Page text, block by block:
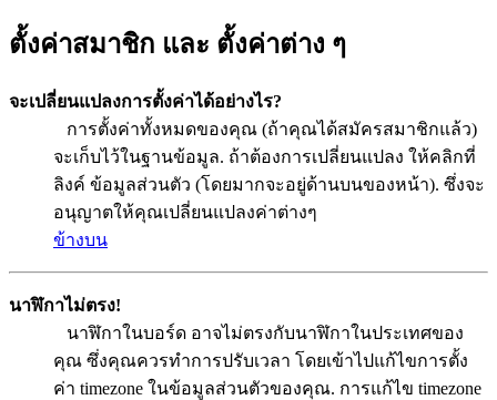
ตั้งค่าสมาชิก และ ตั้งค่าต่าง ๆ
จะเปลี่ยนแปลงการตั้งค่าได้อย่างไร?
การตั้งค่าทั้งหมดของคุณ (ถ้าคุณได้สมัครสมาชิกแล้ว)
จะเก็บไว้ในฐานข้อมูล. ถ้าต้องการเปลี่ยนแปลง ให้คลิกที่
ลิงค์ ข้อมูลส่วนตัว (โดยมากจะอยู่ด้านบนของหน้า). ซึ่งจะ
อนุญาตให้คุณเปลี่ยนแปลงค่าต่างๆ
ข้างบน
นาฬิกาไม่ตรง!
นาฬิกาในบอร์ด อาจไม่ตรงกับนาฬิกาในประเทศของ
คุณ ซึ่งคุณควรทำการปรับเวลา โดยเข้าไปแก้ไขการตั้ง
ค่า timezone ในข้อมูลส่วนตัวของคุณ. การแก้ไข timezone